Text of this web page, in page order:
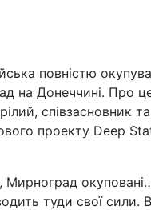
повністю
на Донеччині. Про
співзасновник та
проекту Deep
Мирноград
туди свої сили.